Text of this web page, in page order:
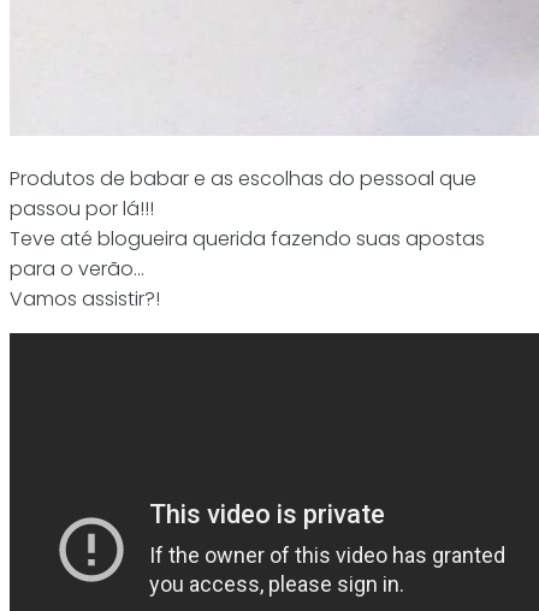
Produtos de babar e as escolhas do pessoal que
passou por lá!!!
Teve até blogueira querida fazendo suas apostas
para o verão…
Vamos assistir?!